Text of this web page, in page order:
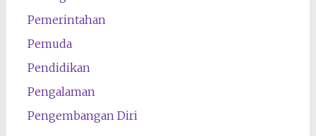
Pemerintahan
Pemuda
Pendidikan
Pengalaman
Pengembangan Diri